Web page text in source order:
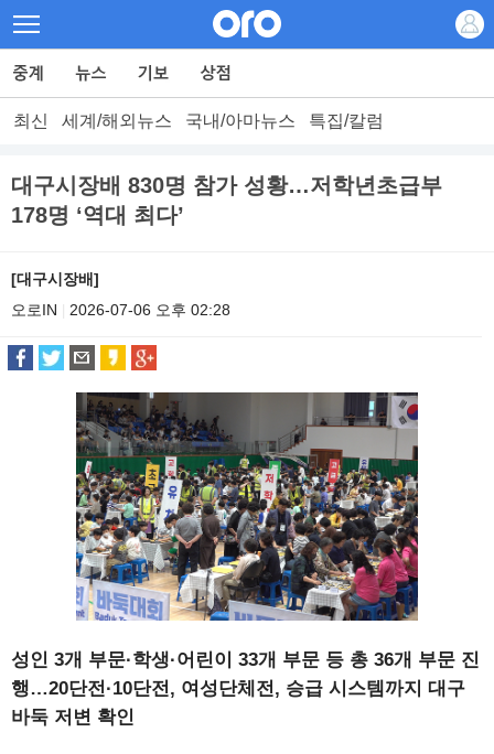
최신 세계/해외뉴스 국내/아마뉴스 특집/칼럼
대구시장배 830명 참가 성황…저학년초급부
178명 ‘역대 최다’
[대구시장배]
오로IN
2026-07-06 오후 02:28
성인 3개 부문·학생·어린이 33개 부문 등 총 36개 부문 진
행…20단전·10단전, 여성단체전, 승급 시스템까지 대구
바둑 저변 확인